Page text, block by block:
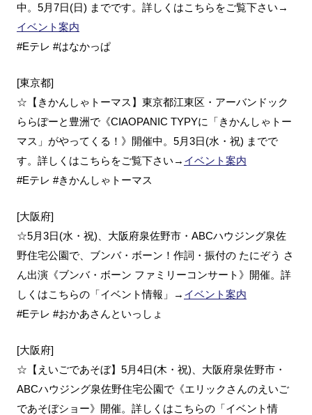
中。5月7日(日) までです。詳しくはこちらをご覧下さい→
イベント案内
#Eテレ #はなかっぱ
[東京都]
☆【きかんしゃトーマス】東京都江東区・アーバンドック
ららぽーと豊洲で《CIAOPANIC TYPYに「きかんしゃトー
マス」がやってくる！》開催中。5月3日(水・祝) までで
す。詳しくはこちらをご覧下さい→ イベント案内
#Eテレ #きかんしゃトーマス
[大阪府]
☆5月3日(水・祝)、大阪府泉佐野市・ABCハウジング泉佐
野住宅公園で、ブンバ・ボーン！作詞・振付の たにぞう さ
ん出演《ブンバ・ボーン ファミリーコンサート》開催。詳
しくはこちらの「イベント情報」→ イベント案内
#Eテレ #おかあさんといっしょ
[大阪府]
☆【えいごであそぼ】5月4日(木・祝)、大阪府泉佐野市・
ABCハウジング泉佐野住宅公園で《エリックさんのえいご
であそぼショー》開催。詳しくはこちらの「イベント情